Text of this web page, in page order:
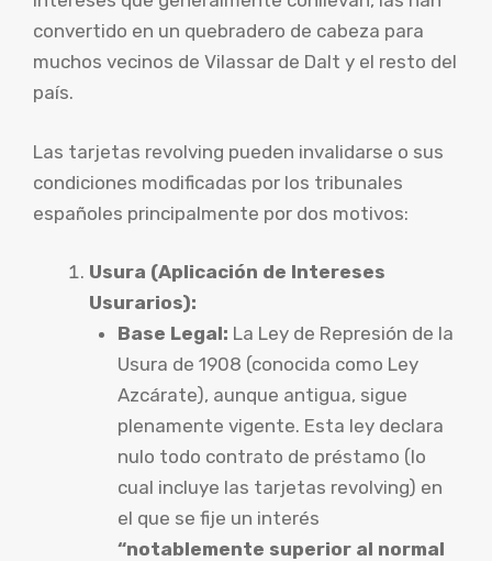
convertido en un quebradero de cabeza para
muchos vecinos de Vilassar de Dalt y el resto del
país.
Las tarjetas revolving pueden invalidarse o sus
condiciones modificadas por los tribunales
españoles principalmente por dos motivos:
Usura (Aplicación de Intereses
Usurarios):
Base Legal: La Ley de Represión de la
Usura de 1908 (conocida como Ley
Azcárate), aunque antigua, sigue
plenamente vigente. Esta ley declara
nulo todo contrato de préstamo (lo
cual incluye las tarjetas revolving) en
el que se fije un interés
“notablemente superior al normal